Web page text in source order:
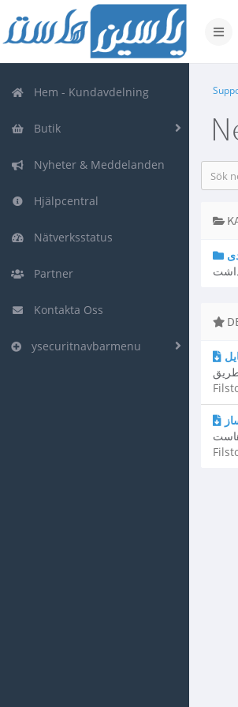
Växla
Hem - Kundavdelning
Butik
Nyheter & Meddelanden
Hjälpcentral
Nätverksstatus
Partner
Kontakta Oss
ysecuritnavbarmenu